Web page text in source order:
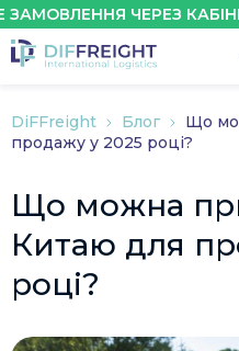
ЧЕРЕЗ КАБІНЕТ
DiFFreight Блог
Що
продажу у 2025 році?
Що можна
Китаю для
році?